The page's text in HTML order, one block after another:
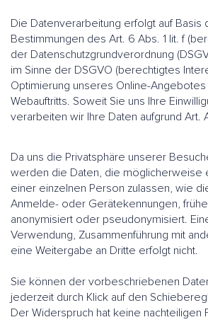
Die Datenverarbeitung erfolgt auf Basis
Bestimmungen des Art. 6 Abs. 1 lit. f
der Datenschutzgrundverordnung
im Sinne der DSGVO (berechtigtes
Optimierung unseres Online-
Webauftritts. Soweit Sie uns Ihre
verarbeiten wir Ihre Daten aufgrund Art.
Da uns die Privatsphäre unserer
werden die Daten, die möglicherweise
einer einzelnen Person zulassen, wie
Anmelde- oder Gerätekennungen,
anonymisiert oder pseudonymisiert.
Verwendung, Zusammenführung mit
eine Weitergabe an Dritte erfolgt nicht.
Sie können der vorbeschriebenen
jederzeit durch Klick auf den
Der Widerspruch hat keine nachteiligen